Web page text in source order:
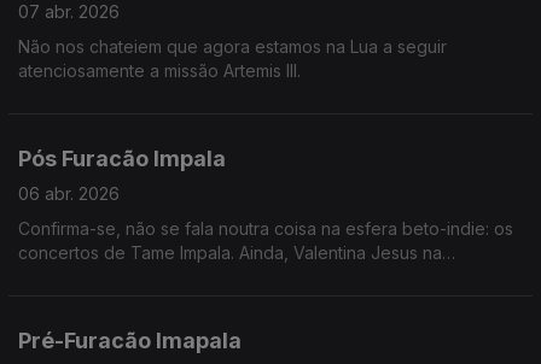
07 abr. 2026
Não nos chateiem que agora estamos na Lua a seguir
atenciosamente a missão Artemis III.
Pós Furacão Impala
06 abr. 2026
Confirma-se, não se fala noutra coisa na esfera beto-indie: os
concertos de Tame Impala. Ainda, Valentina Jesus na
Pré-Furacão Imapala